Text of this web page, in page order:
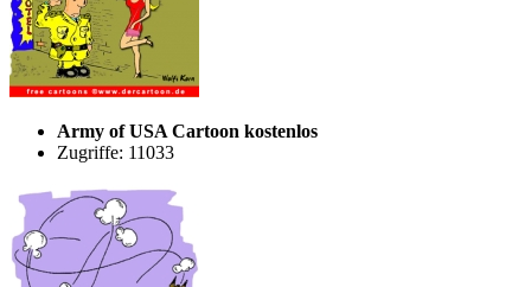
Army of USA Cartoon kostenlos
Zugriffe: 11033